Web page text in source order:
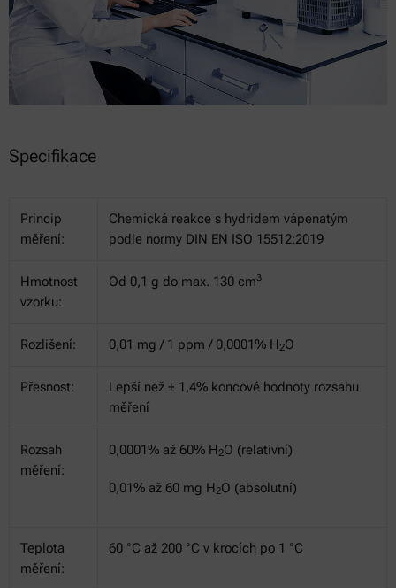
Specifikace
Princip
měření:
Chemická reakce s hydridem vápenatým
podle normy DIN EN ISO 15512:2019
Hmotnost
vzorku:
Od 0,1 g do max. 130 cm3
Rozlišení: 0,01 mg / 1 ppm / 0,0001% H2O
Přesnost:
Lepší než ± 1,4% koncové hodnoty rozsahu
měření
Rozsah
měření:
0,0001% až 60% H2O (relativní)
0,01% až 60 mg H2O (absolutní)
Teplota
měření:
60 °C až 200 °C v krocích po 1 °C